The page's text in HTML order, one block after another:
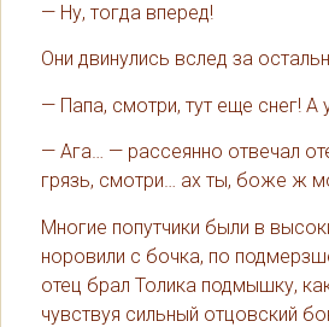
— Ну, тогда вперед!
Они двинулись вслед за
— Папа, смотри, тут еще снег! А
— Ага… — рассеянно отвечал
грязь, смотри… ах ты, боже ж
Многие попутчики были в
норовили с бочка, по
отец брал Толика подмышку,
чувствуя сильный отцовский